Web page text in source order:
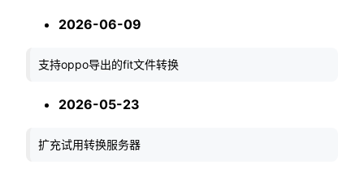
2026-06-09
支持oppo导出的fit文件转换
2026-05-23
扩充试用转换服务器